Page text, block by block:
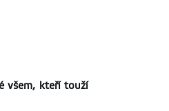
všem, kteří touží